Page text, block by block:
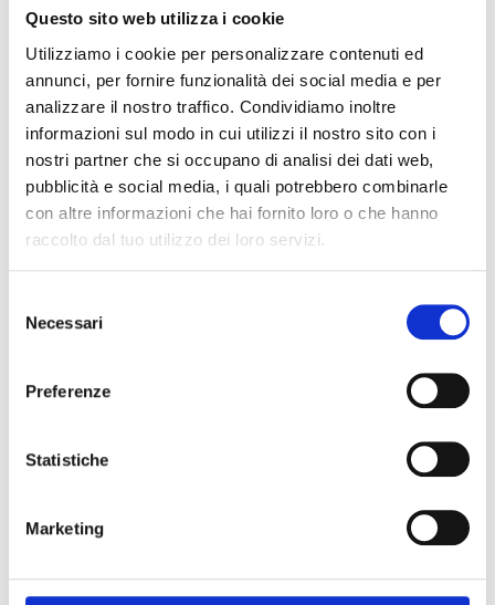
Questo sito web utilizza i cookie
Utilizziamo i cookie per personalizzare contenuti ed
annunci, per fornire funzionalità dei social media e per
analizzare il nostro traffico. Condividiamo inoltre
informazioni sul modo in cui utilizzi il nostro sito con i
nostri partner che si occupano di analisi dei dati web,
pubblicità e social media, i quali potrebbero combinarle
con altre informazioni che hai fornito loro o che hanno
raccolto dal tuo utilizzo dei loro servizi.
delNecessari
Preferenze
Statistiche
Marketing
team è a tua disposizione.
351 084 3866
business@pasticceriacapello.com
Acconsento al trattamento dei miei dati e dichiaro di aver preso visione della
Privacy Policy